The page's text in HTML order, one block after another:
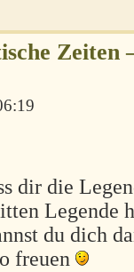
Zeiten
dir die
Legende
du dich
freuen